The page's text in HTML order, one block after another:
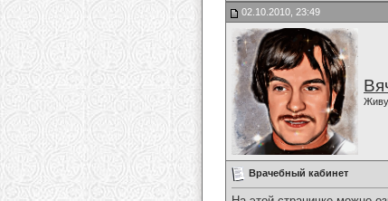
02.10.2010, 23:49
Врачебный кабинет